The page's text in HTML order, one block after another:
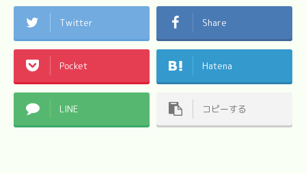
Twitter Share
Pocket Hatena
LINE コピーする